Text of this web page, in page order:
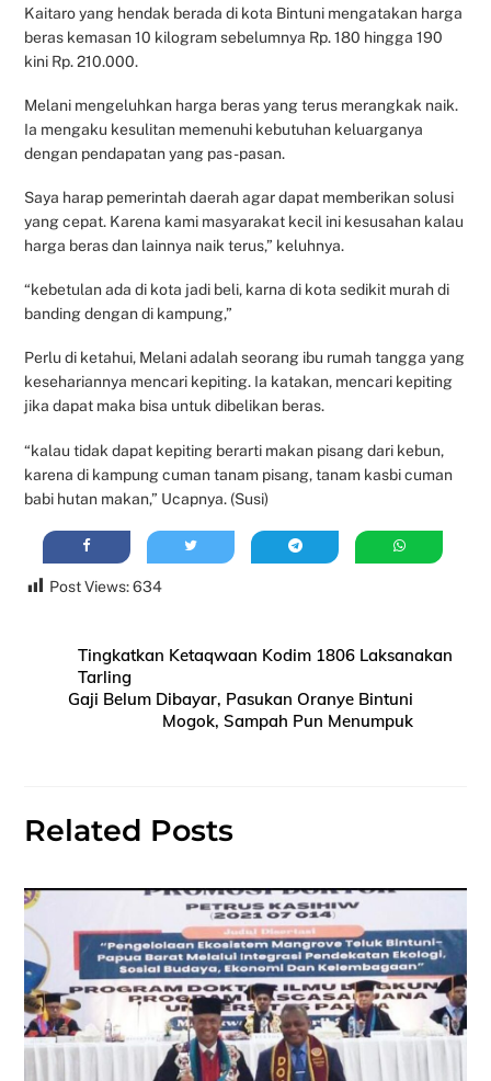
Kaitaro yang hendak berada di kota Bintuni mengatakan harga
beras kemasan 10 kilogram sebelumnya Rp. 180 hingga 190
kini Rp. 210.000.
Melani mengeluhkan harga beras yang terus merangkak naik.
Ia mengaku kesulitan memenuhi kebutuhan keluarganya
dengan pendapatan yang pas-pasan.
Saya harap pemerintah daerah agar dapat memberikan solusi
yang cepat. Karena kami masyarakat kecil ini kesusahan kalau
harga beras dan lainnya naik terus,” keluhnya.
“kebetulan ada di kota jadi beli, karna di kota sedikit murah di
banding dengan di kampung,”
Perlu di ketahui, Melani adalah seorang ibu rumah tangga yang
kesehariannya mencari kepiting. Ia katakan, mencari kepiting
jika dapat maka bisa untuk dibelikan beras.
“kalau tidak dapat kepiting berarti makan pisang dari kebun,
karena di kampung cuman tanam pisang, tanam kasbi cuman
babi hutan makan,” Ucapnya. (Susi)
Post Views: 634
Tingkatkan Ketaqwaan Kodim 1806 Laksanakan
Tarling
Gaji Belum Dibayar, Pasukan Oranye Bintuni
Mogok, Sampah Pun Menumpuk
Related Posts